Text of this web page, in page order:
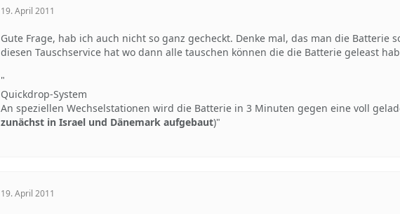
19. April 2011
Gute Frage, hab ich auch nicht so ganz gecheckt. Denke mal, das man die Batterie
diesen Tauschservice hat wo dann alle tauschen können die die Batterie geleast
"
Quickdrop-System
An speziellen Wechselstationen wird die Batterie in 3 Minuten gegen eine voll
zunächst in Israel und Dänemark aufgebaut)"
19. April 2011